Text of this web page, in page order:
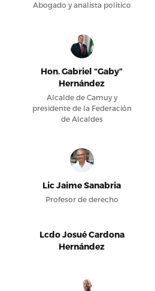
Abogado y analista político
Hon. Gabriel “Gaby”
Hernández
Alcalde de Camuy y
presidente de la Federación
de Alcaldes
Lic Jaime Sanabria
Profesor de derecho
Lcdo Josué Cardona
Hernández